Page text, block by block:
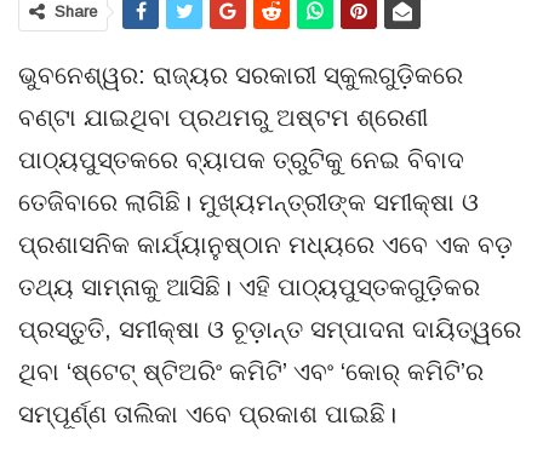
Share
ଭୁବନେଶ୍ୱର: ରାଜ୍ୟର ସରକାରୀ ସ୍କୁଲଗୁଡ଼ିକରେ
ବଣ୍ଟା ଯାଇଥିବା ପ୍ରଥମରୁ ଅଷ୍ଟମ ଶ୍ରେଣୀ
ପାଠ୍ୟପୁସ୍ତକରେ ବ୍ୟାପକ ତ୍ରୁଟିକୁ ନେଇ ବିବାଦ
ତେଜିବାରେ ଲାଗିଛି। ମୁଖ୍ୟମନ୍ତ୍ରୀଙ୍କ ସମୀକ୍ଷା ଓ
ପ୍ରଶାସନିକ କାର୍ଯ୍ୟାନୁଷ୍ଠାନ ମଧ୍ୟରେ ଏବେ ଏକ ବଡ଼
ତଥ୍ୟ ସାମ୍ନାକୁ ଆସିଛି। ଏହି ପାଠ୍ୟପୁସ୍ତକଗୁଡ଼ିକର
ପ୍ରସ୍ତୁତି, ସମୀକ୍ଷା ଓ ଚୂଡ଼ାନ୍ତ ସମ୍ପାଦନା ଦାୟିତ୍ୱରେ
ଥିବା ‘ଷ୍ଟେଟ୍ ଷ୍ଟିଅରିଂ କମିଟି’ ଏବଂ ‘କୋର୍ କମିଟି’ର
ସମ୍ପୂର୍ଣ୍ଣ ତାଲିକା ଏବେ ପ୍ରକାଶ ପାଇଛି।